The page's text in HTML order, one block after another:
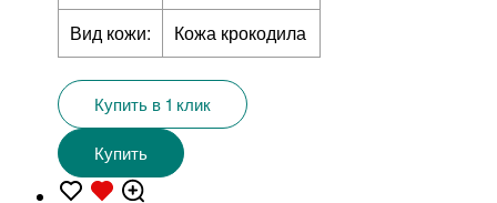
Вид кожи:
Кожа крокодила
Купить в 1 клик
Купить